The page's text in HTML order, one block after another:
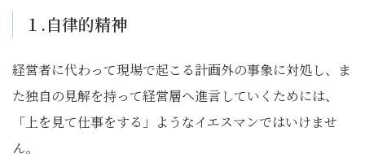
１.自律的精神
経営者に代わって現場で起こる計画外の事象に対処し、ま
た独自の見解を持って経営層へ進言していくためには、
「上を見て仕事をする」ようなイエスマンではいけませ
ん。